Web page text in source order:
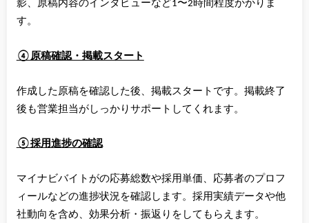
影、原稿内容のインタビューなど1〜2時間程度かかりま
す。
④原稿確認・掲載スタート
作成した原稿を確認した後、掲載スタートです。掲載終了
後も営業担当がしっかりサポートしてくれます。
⑤採用進捗の確認
マイナビバイトがの応募総数や採用単価、応募者のプロフ
ィールなどの進捗状況を確認します。採用実績データや他
社動向を含め、効果分析・振返りをしてもらえます。